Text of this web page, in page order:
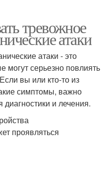
тревожное
атаки
атаки - это
могут серьезно повлиять
вы или кто-то из
симптомы, важно
диагностики и лечения.
проявляться